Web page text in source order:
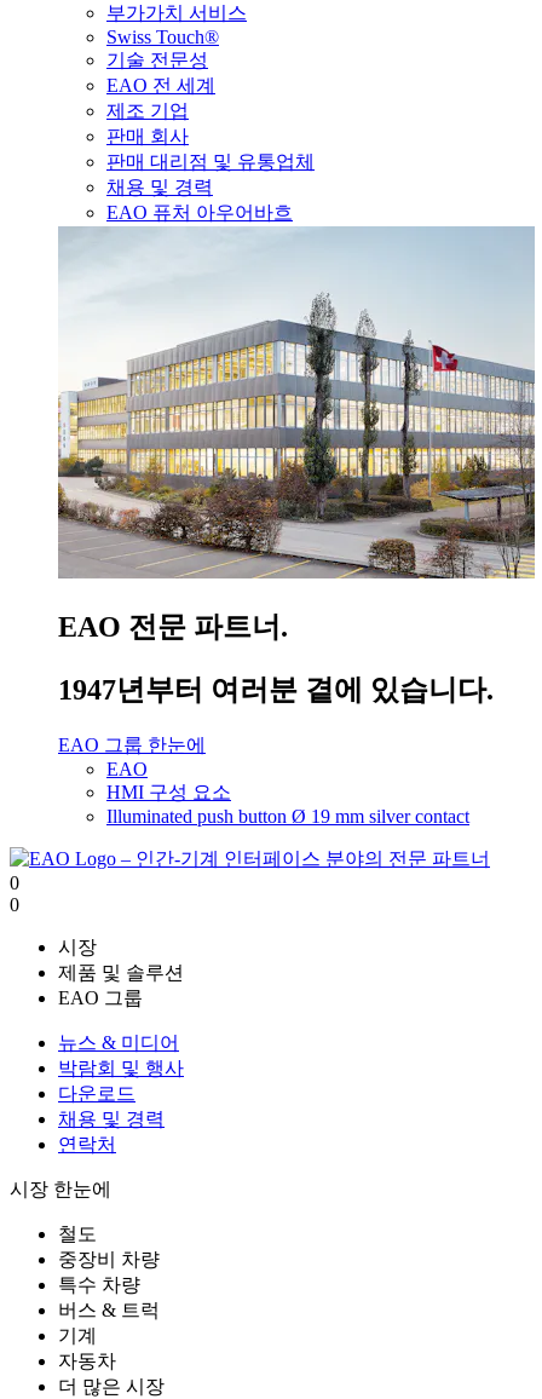
부가가치 서비스
Swiss Touch®
기술 전문성
EAO 전 세계
제조 기업
판매 회사
판매 대리점 및 유통업체
채용 및 경력
EAO 퓨처 아우어바흐
EAO 전문 파트너.
1947년부터 여러분 곁에 있습니다.
EAO 그룹 한눈에
EAO
HMI 구성 요소
Illuminated push button Ø 19 mm silver contact
0
0
시장
제품 및 솔루션
EAO 그룹
뉴스 & 미디어
박람회 및 행사
다운로드
채용 및 경력
연락처
시장 한눈에
철도
중장비 차량
특수 차량
버스 & 트럭
기계
자동차
더 많은 시장